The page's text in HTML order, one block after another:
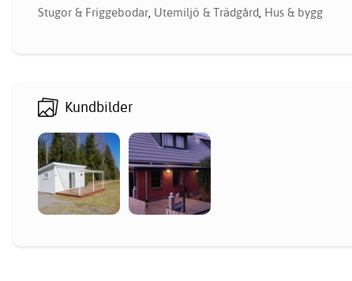
Stugor & Friggebodar, Utemiljö & Trädgård, Hus & bygg
Kundbilder